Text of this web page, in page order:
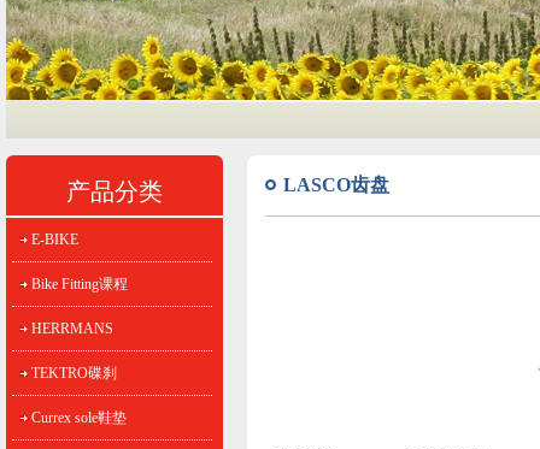
产品分类
E-BIKE
Bike Fitting课程
HERRMANS
TEKTRO碟刹
Currex sole鞋垫
LASCO齿盘